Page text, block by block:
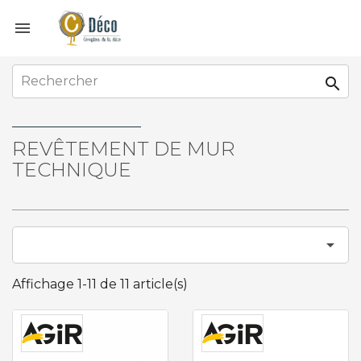


REVÊTEMENT DE MUR
TECHNIQUE

Affichage 1-11 de 11 article(s)